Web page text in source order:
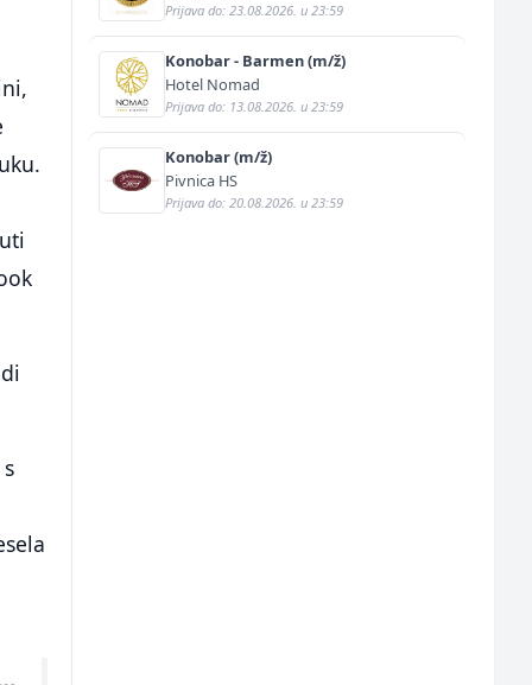
Prijava do: 23.08.2026. u 23:59
Konobar - Barmen (m/ž)
Hotel Nomad
Prijava do: 13.08.2026. u 23:59
Konobar (m/ž)
Pivnica HS
Prijava do: 20.08.2026. u 23:59